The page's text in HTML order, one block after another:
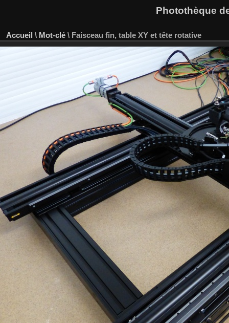
Photothèque
Accueil \ Mot-clé \ Faisceau fin, table XY et tête rotative